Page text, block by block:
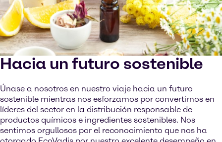
Hacia un futuro sostenible
Únase a nosotros en nuestro viaje hacia un futuro
sostenible mientras nos esforzamos por convertirnos en
líderes del sector en la distribución responsable de
productos químicos e ingredientes sostenibles. Nos
sentimos orgullosos por el reconocimiento que nos ha